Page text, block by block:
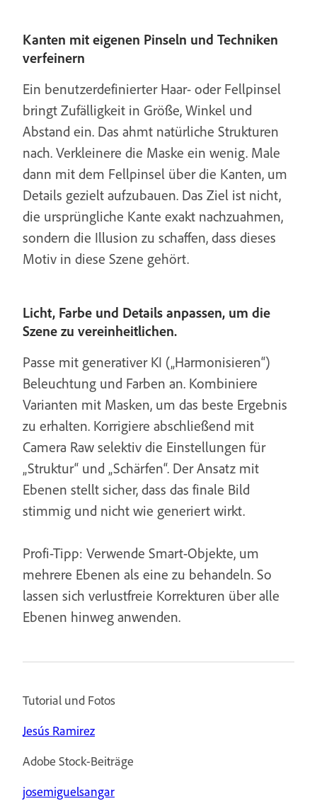
Kanten mit eigenen Pinseln und Techniken
verfeinern
Ein benutzerdefinierter Haar- oder Fellpinsel
bringt Zufälligkeit in Größe, Winkel und
Abstand ein. Das ahmt natürliche Strukturen
nach. Verkleinere die Maske ein wenig. Male
dann mit dem Fellpinsel über die Kanten, um
Details gezielt aufzubauen. Das Ziel ist nicht,
die ursprüngliche Kante exakt nachzuahmen,
sondern die Illusion zu schaffen, dass dieses
Motiv in diese Szene gehört.
Licht, Farbe und Details anpassen, um die
Szene zu vereinheitlichen.
Passe mit generativer KI („Harmonisieren“)
Beleuchtung und Farben an. Kombiniere
Varianten mit Masken, um das beste Ergebnis
zu erhalten. Korrigiere abschließend mit
Camera Raw selektiv die Einstellungen für
„Struktur“ und „Schärfen“. Der Ansatz mit
Ebenen stellt sicher, dass das finale Bild
stimmig und nicht wie generiert wirkt.
Profi-Tipp: Verwende Smart-Objekte, um
mehrere Ebenen als eine zu behandeln. So
lassen sich verlustfreie Korrekturen über alle
Ebenen hinweg anwenden.
Tutorial und Fotos
Jesús Ramirez
Adobe Stock-Beiträge
josemiguelsangar